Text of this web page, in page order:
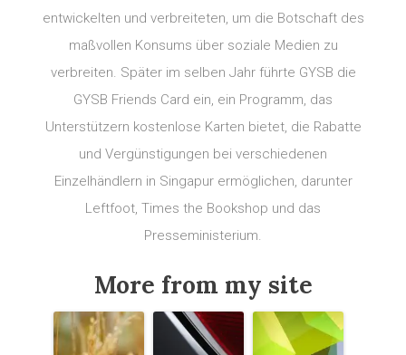
entwickelten und verbreiteten, um die Botschaft des
maßvollen Konsums über soziale Medien zu
verbreiten. Später im selben Jahr führte GYSB die
GYSB Friends Card ein, ein Programm, das
Unterstützern kostenlose Karten bietet, die Rabatte
und Vergünstigungen bei verschiedenen
Einzelhändlern in Singapur ermöglichen, darunter
Leftfoot, Times the Bookshop und das
Presseministerium.
More from my site